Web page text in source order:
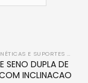
BASES MAGNÉTICAS E SUPORTES DE MEDIÇÃO
SENO DUPLA DE
INCLINACAO